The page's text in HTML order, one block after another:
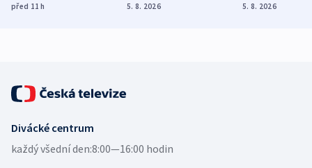
různých zemí
před 11h
dohodu o
5. 8. 2026
Bojovali na
5. 8. 2026
Divácké centrum
každý všední den:8:00—16:00 hodin